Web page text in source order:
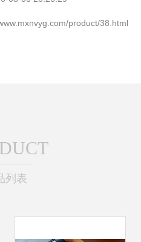
product/38.html
列表